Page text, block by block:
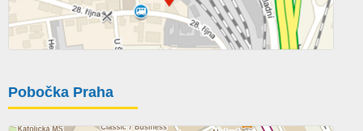
Pobočka Praha